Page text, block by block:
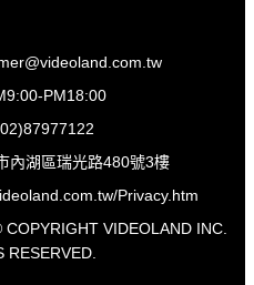
PM18:00
內湖區瑞光路480號3樓
Privacy.htm
VIDEOLAND INC.
RESERVED.